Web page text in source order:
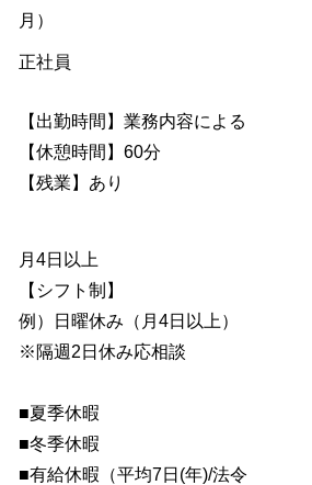
月）
正社員
【出勤時間】業務内容による
【休憩時間】60分
【残業】あり
月4日以上
【シフト制】
例）日曜休み（月4日以上）
※隔週2日休み応相談
■夏季休暇
■冬季休暇
■有給休暇（平均7日(年)/法令